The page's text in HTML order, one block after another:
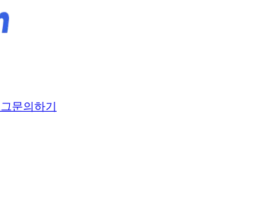
문의하기